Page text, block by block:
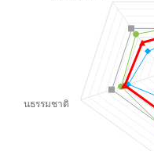
ทุนธรรมชาติ